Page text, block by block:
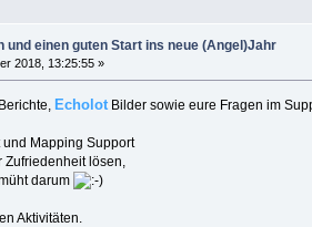
und einen guten Start ins neue (Angel)Jahr
2018, 13:25:55 »
Echolot Bilder sowie eure Fragen im
Mapping Support
lösen,
darum
Aktivitäten.